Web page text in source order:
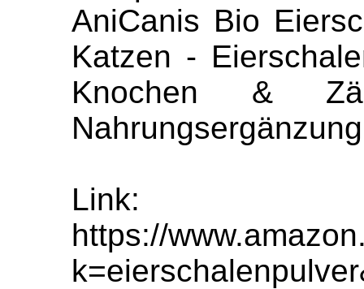
AniCanis Bio
Katzen -
Knochen &
Link:
https://